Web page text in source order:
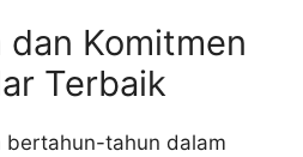
dan Komitmen
Terbaik
bertahun-tahun dalam